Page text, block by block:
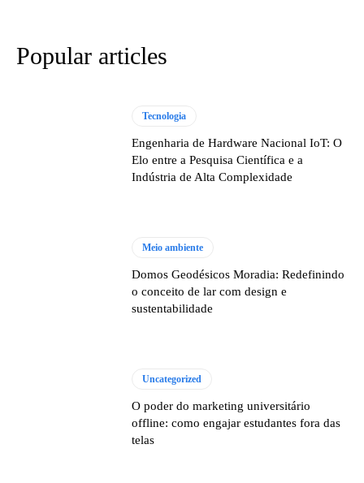
Popular articles
Tecnologia
Engenharia de Hardware Nacional IoT: O
Elo entre a Pesquisa Científica e a
Indústria de Alta Complexidade
Meio ambiente
Domos Geodésicos Moradia: Redefinindo
o conceito de lar com design e
sustentabilidade
Uncategorized
O poder do marketing universitário
offline: como engajar estudantes fora das
telas